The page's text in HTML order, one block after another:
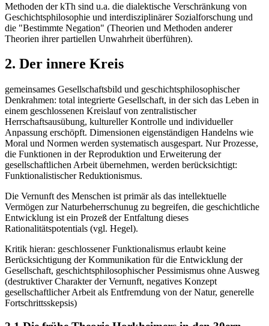
Methoden der kTh sind u.a. die dialektische Verschränkung von
Geschichtsphilosophie und interdisziplinärer Sozialforschung und
die "Bestimmte Negation" (Theorien und Methoden anderer
Theorien ihrer partiellen Unwahrheit überführen).
2. Der innere Kreis
gemeinsames Gesellschaftsbild und geschichtsphilosophischer
Denkrahmen: total integrierte Gesellschaft, in der sich das Leben in
einem geschlossenen Kreislauf von zentralistischer
Herrschaftsausübung, kultureller Kontrolle und individueller
Anpassung erschöpft. Dimensionen eigenständigen Handelns wie
Moral und Normen werden systematisch ausgespart. Nur Prozesse,
die Funktionen in der Reproduktion und Erweiterung der
gesellschaftlichen Arbeit übernehmen, werden berücksichtigt:
Funktionalistischer Reduktionismus.
Die Vernunft des Menschen ist primär als das intellektuelle
Vermögen zur Naturbeherrschunug zu begreifen, die geschichtliche
Entwicklung ist ein Prozeß der Entfaltung dieses
Rationalitätspotentials (vgl. Hegel).
Kritik hieran: geschlossener Funktionalismus erlaubt keine
Berücksichtigung der Kommunikation für die Entwicklung der
Gesellschaft, geschichtsphilosophischer Pessimismus ohne Ausweg
(destruktiver Charakter der Vernunft, negatives Konzept
gesellschaftlicher Arbeit als Entfremdung von der Natur, generelle
Fortschrittsskepsis)